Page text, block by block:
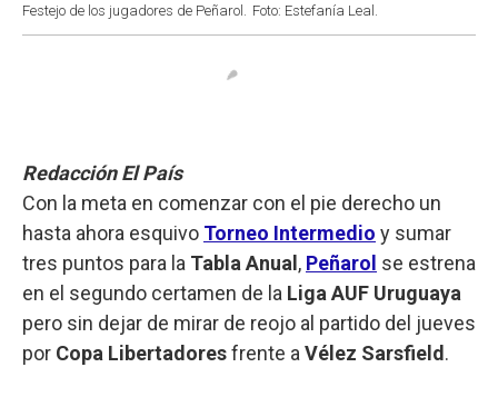
Festejo de los jugadores de Peñarol. Foto: Estefanía Leal.
Redacción El País
Con la meta en comenzar con el pie derecho un
hasta ahora esquivo Torneo Intermedio y sumar
tres puntos para la Tabla Anual , Peñarol se estrena
en el segundo certamen de la Liga AUF Uruguaya
pero sin dejar de mirar de reojo al partido del jueves
por Copa Libertadoresfrente a Vélez Sarsfield .